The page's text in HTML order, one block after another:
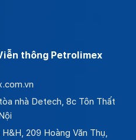
thông Petrolimex
nhà Detech, 8c Tôn Thất
209 Hoàng Văn Thụ,